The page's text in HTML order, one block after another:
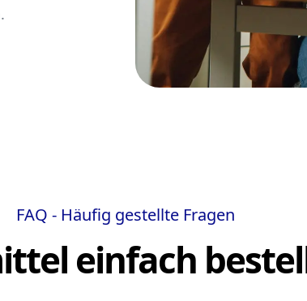
FAQ - Häufig gestellte Fragen
einfach